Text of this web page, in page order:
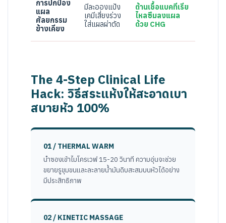
การปกป้อง
แผล
ศัลยกรรม
ข้างเคียง
มีละอองแป้ง
เคมีเสี่ยงร่วง
ใส่แผลผ่าตัด
ต้านเชื้อแบคทีเรีย
ไหลซึมลงแผล
ด้วย CHG
The 4-Step Clinical Life
Hack: วิธีสระแห้งให้สะอาดเบา
สบายหัว 100%
01 / THERMAL WARM
นำซองเข้าไมโครเวฟ 15-20 วินาที ความอุ่นจะช่วย
ขยายรูขุมขนและละลายน้ำมันดิบสะสมบนหัวได้อย่าง
มีประสิทธิภาพ
02 / KINETIC MASSAGE